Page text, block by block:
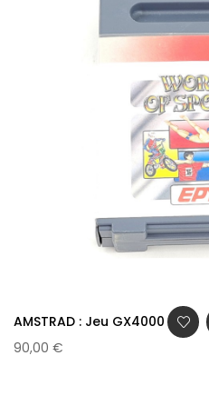
AMSTRAD : Jeu GX4000 -...
90,00 €